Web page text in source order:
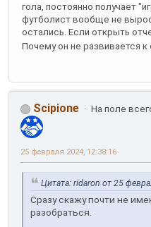
гола, постоянно получает
футболист вообще не
остались. Если открыть
Почему он не развивается к
Scipione На поле
25 февраля 2024, 12:38:16
Цитата: ridaron от 25
Сразу скажу почти не
разобраться.